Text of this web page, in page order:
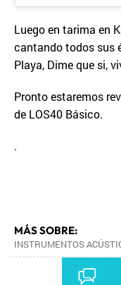
Luego en tarima en
cantando todos sus
Playa, Dime que si,
Pronto estaremos
de LOS40 Básico.
.
MÁS SOBRE:
INSTRUMENTOS
CONCIERTOS•LOS40
•